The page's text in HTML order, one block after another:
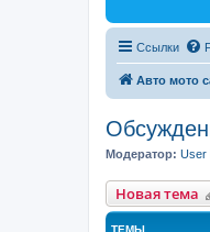
Ссылки
Авто мото
Модератор: User
Новая тема
ТЕМЫ